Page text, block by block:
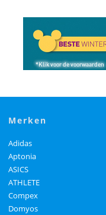
merken
Adidas
Aptonia
ASICS
ATHLETE
Compex
Domyos